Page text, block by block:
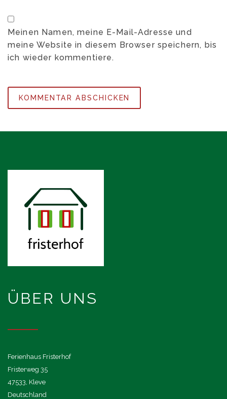
Meinen Namen, meine E-Mail-Adresse und
meine Website in diesem Browser speichern, bis
ich wieder kommentiere.
ÜBER UNS
Ferienhaus Fristerhof
Fristerweg 35
47533, Kleve
Deutschland